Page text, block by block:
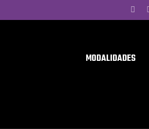
MODALIDADES